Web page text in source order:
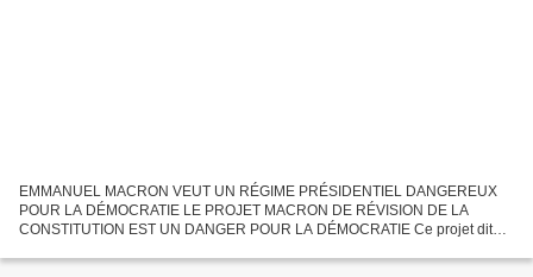
EMMANUEL MACRON VEUT UN RÉGIME PRÉSIDENTIEL DANGEREUX
POUR LA DÉMOCRATIE LE PROJET MACRON DE RÉVISION DE LA
CONSTITUTION EST UN DANGER POUR LA DÉMOCRATIE Ce projet dit
la concentration...